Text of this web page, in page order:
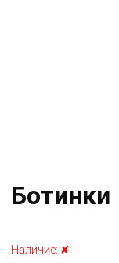
Ботинки
Наличие: ✘